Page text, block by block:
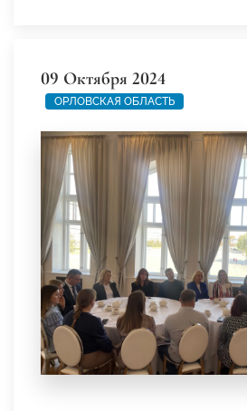
09 Октября 2024
ОРЛОВСКАЯ ОБЛАСТЬ